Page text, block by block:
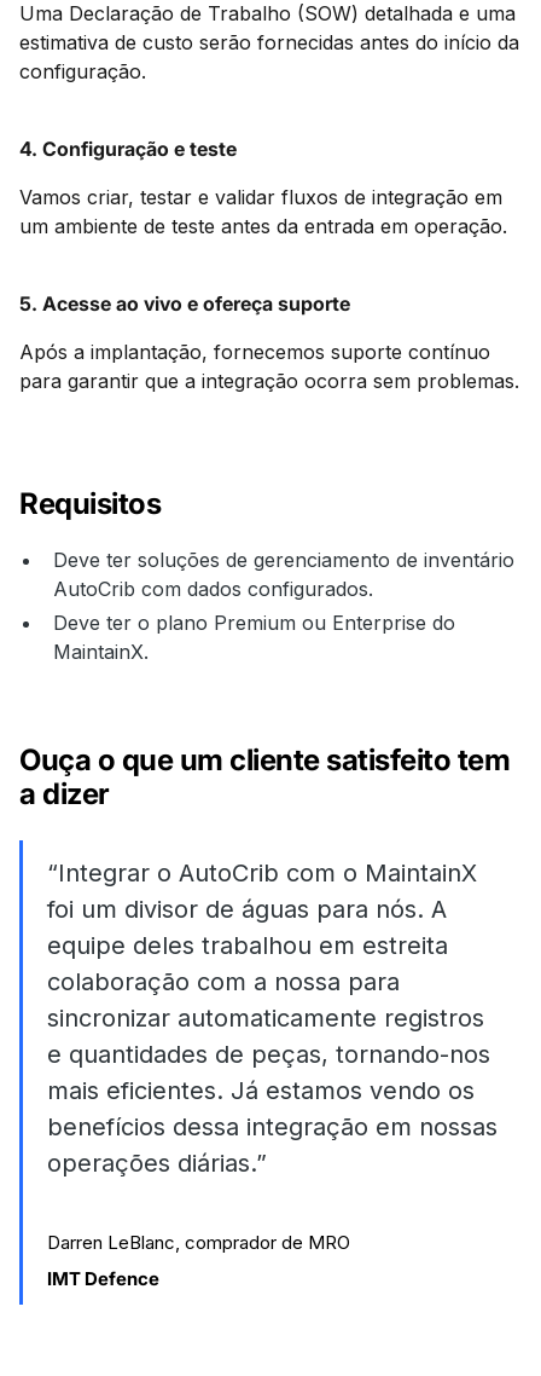
Uma Declaração de Trabalho (SOW) detalhada e uma
estimativa de custo serão fornecidas antes do início da
configuração.
4. Configuração e teste
Vamos criar, testar e validar fluxos de integração em
um ambiente de teste antes da entrada em operação.
5. Acesse ao vivo e ofereça suporte
Após a implantação, fornecemos suporte contínuo
para garantir que a integração ocorra sem problemas.
Requisitos
Deve ter soluções de gerenciamento de inventário
AutoCrib com dados configurados.
Deve ter o plano Premium ou Enterprise do
MaintainX.
Ouça o que um cliente satisfeito tem
a dizer
“Integrar o AutoCrib com o MaintainX
foi um divisor de águas para nós. A
equipe deles trabalhou em estreita
colaboração com a nossa para
sincronizar automaticamente registros
e quantidades de peças, tornando-nos
mais eficientes. Já estamos vendo os
benefícios dessa integração em nossas
operações diárias.”
Darren LeBlanc, comprador de MRO
IMT Defence